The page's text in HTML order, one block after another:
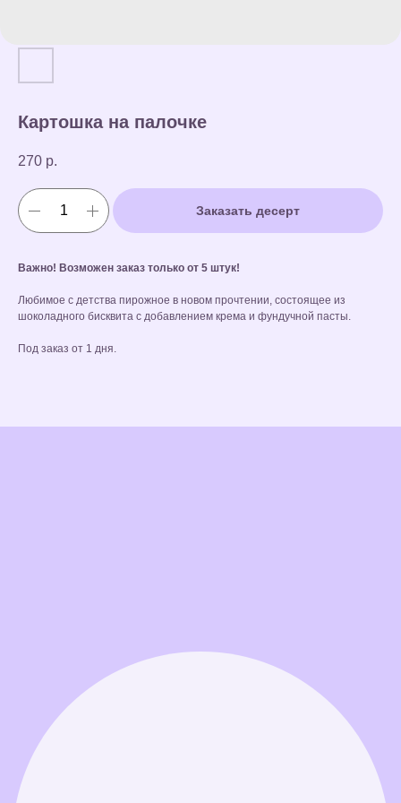
Картошка на палочке
270 р.
Заказать десерт
Важно! Возможен заказ только от 5 штук!
Любимое с детства пирожное в новом прочтении, состоящее из
шоколадного бисквита с добавлением крема и фундучной пасты.
Под заказ от 1 дня.